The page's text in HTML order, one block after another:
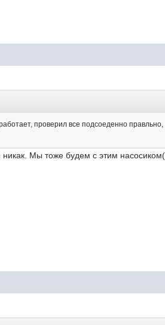
проверил все подсоеденно правльно,
никак. Мы тоже будем с этим